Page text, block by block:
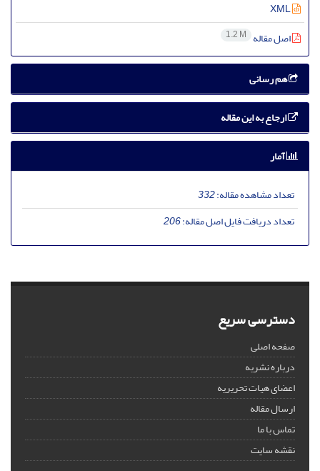
اصل مقاله 1.2 M
هم رسانی
ارجاع به این مقاله
آمار
تعداد مشاهده مقاله:332
تعداد دریافت فایل اصل مقاله:206
دسترسی سریع
صفحه اصلی
درباره نشریه
اعضای هیات تحریریه
ارسال مقاله
تماس با ما
نقشه سایت